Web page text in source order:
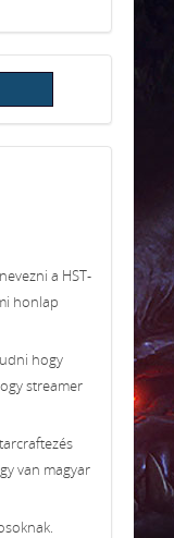
a HST-
honlap
hogy
streamer
van magyar